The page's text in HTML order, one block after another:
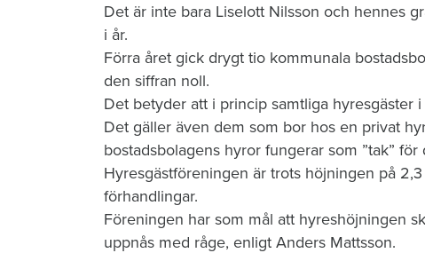
Det är inte bara Liselott Nilsson och hennes
i år.
Förra året gick drygt tio kommunala
den siffran noll.
Det betyder att i princip samtliga hyresgäster
Det gäller även dem som bor hos en privat
bostadsbolagens hyror fungerar som ”tak” för
Hyresgästföreningen är trots höjningen på
förhandlingar.
Föreningen har som mål att hyreshöjningen
uppnås med råge, enligt Anders Mattsson.